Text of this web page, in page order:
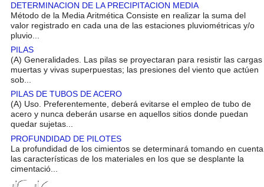
DETERMINACION DE LA PRECIPITACION MEDIA
Método de la Media Aritmética Consiste en realizar la suma del
valor registrado en cada una de las estaciones pluviométricas y/o
pluvio...
PILAS
(A) Generalidades. Las pilas se proyectaran para resistir las cargas
muertas y vivas superpuestas; las presiones del viento que actúen
sob...
PILAS DE TUBOS DE ACERO
(A) Uso. Preferentemente, deberá evitarse el empleo de tubo de
acero y nunca deberán usarse en aquellos sitios donde puedan
quedar sujetas...
PROFUNDIDAD DE PILOTES
La profundidad de los cimientos se determinará tomando en cuenta
las características de los materiales en los que se desplante la
cimentació...